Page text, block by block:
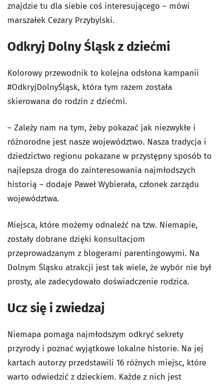
znajdzie tu dla siebie coś interesującego – mówi
marszałek Cezary Przybylski.
Odkryj Dolny Śląsk z dziećmi
Kolorowy przewodnik to kolejna odsłona kampanii
#OdkryjDolnyŚląsk, która tym razem została
skierowana do rodzin z dziećmi.
– Zależy nam na tym, żeby pokazać jak niezwykłe i
różnorodne jest nasze województwo. Nasza tradycja i
dziedzictwo regionu pokazane w przystępny sposób to
najlepsza droga do zainteresowania najmłodszych
historią – dodaje Paweł Wybierała, członek zarządu
województwa.
Miejsca, które możemy odnaleźć na tzw. Niemapie,
zostały dobrane dzięki konsultacjom
przeprowadzanym z blogerami parentingowymi. Na
Dolnym Śląsku atrakcji jest tak wiele, że wybór nie był
prosty, ale zadecydowało doświadczenie rodzica.
Ucz się i zwiedzaj
Niemapa pomaga najmłodszym odkryć sekrety
przyrody i poznać wyjątkowe lokalne historie. Na jej
kartach autorzy przedstawili 16 różnych miejsc, które
warto odwiedzić z dzieckiem. Każde z nich jest